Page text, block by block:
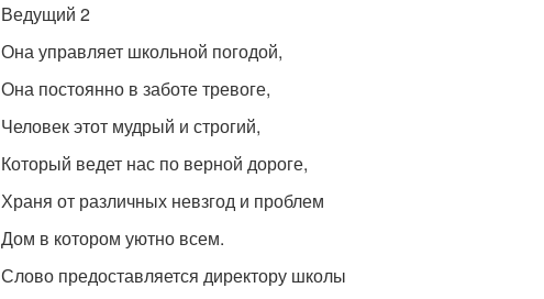
Ведущий 2
Она управляет школьной погодой,
Она постоянно в заботе тревоге,
Человек этот мудрый и строгий,
Который ведет нас по верной дороге,
Храня от различных невзгод и проблем
Дом в котором уютно всем.
Слово предоставляется директору школы